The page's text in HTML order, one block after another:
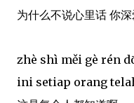
为什么不说心里话 你
zhè shì měi gè rén
ini setiap orang